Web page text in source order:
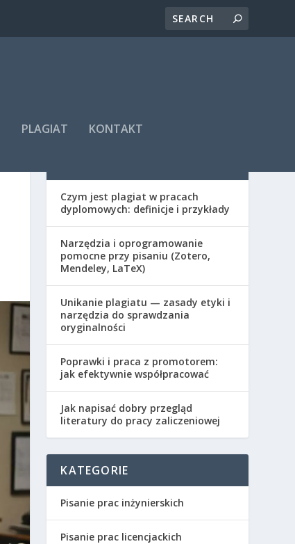
PLAGIAT KONTAKT
Czym jest plagiat w pracach
dyplomowych: definicje i przykłady
Narzędzia i oprogramowanie
pomocne przy pisaniu (Zotero,
Mendeley, LaTeX)
Unikanie plagiatu — zasady etyki i
narzędzia do sprawdzania
oryginalności
Poprawki i praca z promotorem:
jak efektywnie współpracować
Jak napisać dobry przegląd
literatury do pracy zaliczeniowej
KATEGORIE
Pisanie prac inżynierskich
Pisanie prac licencjackich